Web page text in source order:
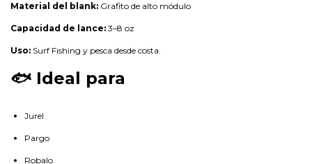
Material del blank: Grafito de alto módulo
Capacidad de lance: 3–8 oz
Uso: Surf Fishing y pesca desde costa.
🐟 Ideal para
Jurel
Pargo
Robalo